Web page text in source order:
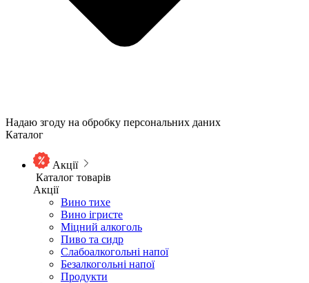
Надаю згоду на обробку персональних даних
Каталог
Акції
Каталог товарів
Акції
Вино тихе
Вино ігристе
Міцний алкоголь
Пиво та сидр
Слабоалкогольні напої
Безалкогольні напої
Продукти